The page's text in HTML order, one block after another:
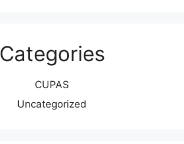
Categories
CUPAS
Uncategorized